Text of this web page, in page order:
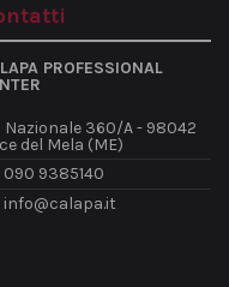
PROFESSIONAL
Nazionale 360/A - 98042
del Mela (ME)
090 9385140
info@calapa.it